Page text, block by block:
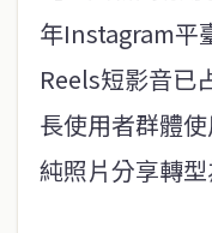
年Instagram平
Reels短影音已
長使用者群體
純照片分享轉